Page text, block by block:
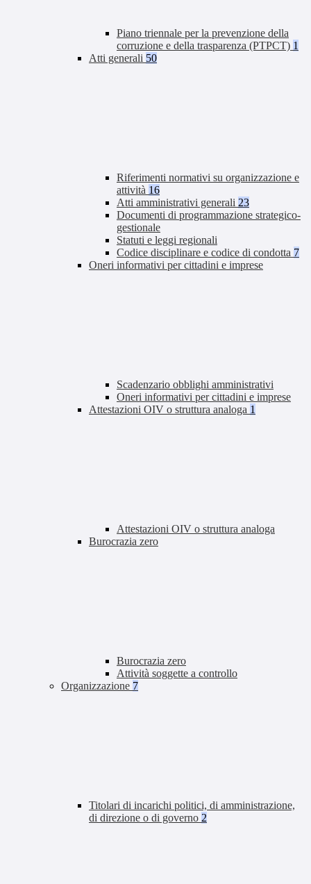
Piano triennale per la prevenzione della
corruzione e della trasparenza (PTPCT) 1
Atti generali 50
Riferimenti normativi su organizzazione e
attività 16
Atti amministrativi generali 23
Documenti di programmazione strategico-
gestionale
Statuti e leggi regionali
Codice disciplinare e codice di condotta 7
Oneri informativi per cittadini e imprese
Scadenzario obblighi amministrativi
Oneri informativi per cittadini e imprese
Attestazioni OIV o struttura analoga 1
Attestazioni OIV o struttura analoga
Burocrazia zero
Burocrazia zero
Attività soggette a controllo
Organizzazione 7
Titolari di incarichi politici, di amministrazione,
di direzione o di governo 2